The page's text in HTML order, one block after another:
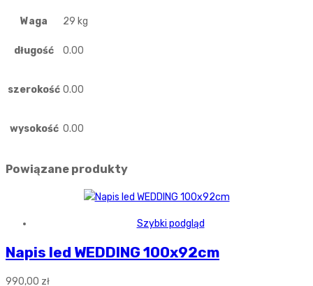
Waga 29 kg
długość 0.00
szerokość 0.00
wysokość 0.00
Powiązane produkty
Szybki podgląd
Napis led WEDDING 100x92cm
990,00 zł